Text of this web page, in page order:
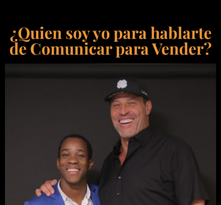
¿Quien soy yo para hablarte
de Comunicar para Vender?